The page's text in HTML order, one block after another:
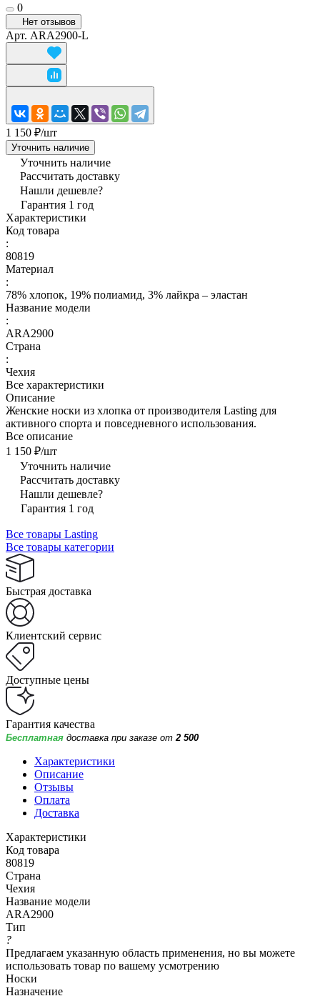
0
Нет отзывов
Арт. ARA2900-L
1 150 ₽/шт
Уточнить наличие
Уточнить наличие
Рассчитать доставку
Нашли дешевле?
Гарантия 1 год
Характеристики
Код товара
:
80819
Материал
:
78% хлопок, 19% полиамид, 3% лайкра – эластан
Название модели
:
ARA2900
Страна
:
Чехия
Все характеристики
Описание
Женские носки из хлопка от производителя Lasting для
активного спорта и повседневного использования.
Все описание
1 150 ₽/шт
Уточнить наличие
Рассчитать доставку
Нашли дешевле?
Гарантия 1 год
Все товары Lasting
Все товары категории
Быстрая доставка
Клиентский сервис
Доступные цены
Гарантия качества
Бесплатная доставка при заказе от 2 500
Характеристики
Описание
Отзывы
Оплата
Доставка
Характеристики
Код товара
80819
Страна
Чехия
Название модели
ARA2900
Тип
?
Предлагаем указанную область применения, но вы можете
использовать товар по вашему усмотрению
Носки
Назначение